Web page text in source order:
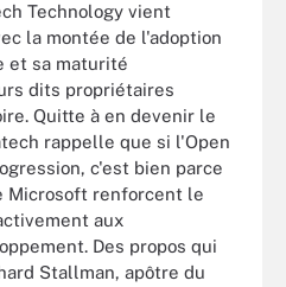
Technology vient
la montée de l'adoption
et sa maturité
dits propriétaires
Quitte à en devenir le
rappelle que si l'Open
c'est bien parce
Microsoft renforcent le
aux
Des propos qui
Stallman, apôtre du